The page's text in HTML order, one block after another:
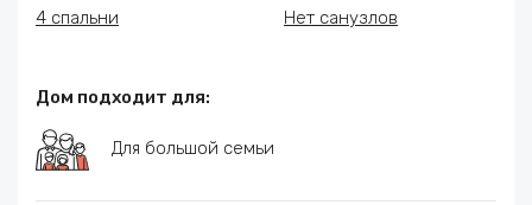
4 спальни Нет санузлов
Дом подходит для:
Для большой семьи